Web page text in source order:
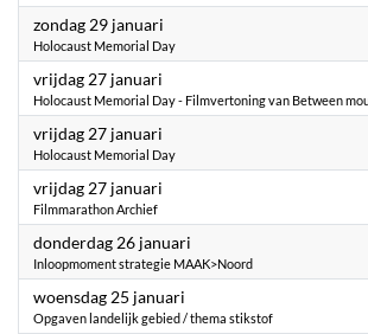
zondag 29 januari
Holocaust Memorial Day
vrijdag 27 januari
Holocaust Memorial Day - Filmvertoning van Between
vrijdag 27 januari
Holocaust Memorial Day
vrijdag 27 januari
Filmmarathon Archief
donderdag 26 januari
Inloopmoment strategie MAAK>Noord
woensdag 25 januari
Opgaven landelijk gebied / thema stikstof